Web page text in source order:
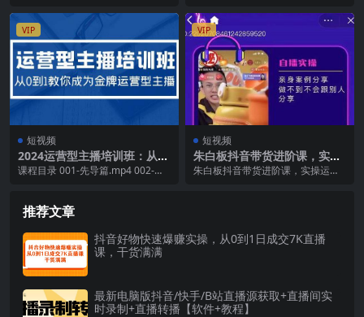
99元 课程...
的底层逻辑 抖...
VIP
短视频
2024运营型主播培训班：从0
到1教你成为金牌运营型主播
课程目录 001-先导篇.mp4 002-小
VIP
短视频
朱白板抖音带货进阶课，实操
运营 主播不玩虚的
朱白板抖音带货进阶课，实操运营
推荐文章
抖音好物快速爆赚实操，从0到1日成交7K直播
课，干货满满
最新电脑版抖音/快手/B站直播源获取+直播间实
时录制+直播转播【软件+教程】